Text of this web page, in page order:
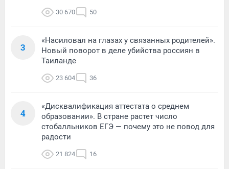
30 670 50
3
«Насиловал на глазах у связанных родителей».
Новый поворот в деле убийства россиян в
Таиланде
23 604 36
4
«Дисквалификация аттестата о среднем
образовании». В стране растет число
стобалльников ЕГЭ — почему это не повод для
радости
21 824 16